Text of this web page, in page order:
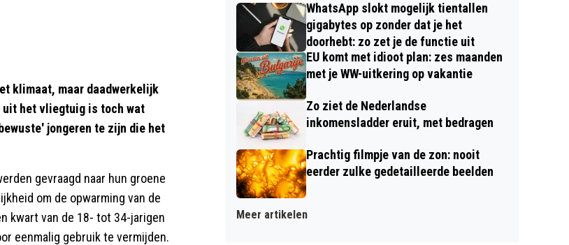
klimaat, maar daadwerkelijk
uit het vliegtuig is toch wat
jongeren te zijn die het
gevraagd naar hun groene
om de opwarming van de
kwart van de 18- tot 34-jarigen
eenmalig gebruik te vermijden.
WhatsApp slokt mogelijk tientallen
gigabytes op zonder dat je het
doorhebt: zo zet je de functie uit
EU komt met idioot plan: zes maanden
met je WW-uitkering op vakantie
Zo ziet de Nederlandse
inkomensladder eruit, met bedragen
Prachtig filmpje van de zon: nooit
eerder zulke gedetailleerde beelden
Meer artikelen